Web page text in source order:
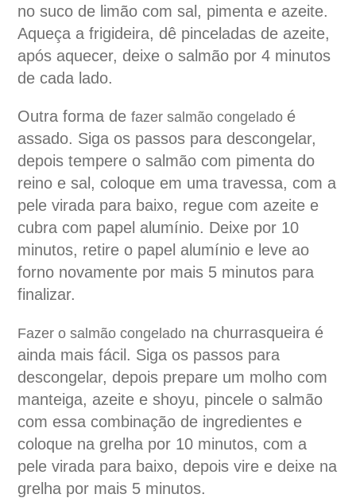
no suco de limão com sal, pimenta e azeite.
Aqueça a frigideira, dê pinceladas de azeite,
após aquecer, deixe o salmão por 4 minutos
de cada lado.
Outra forma de fazer salmão congelado é
assado. Siga os passos para descongelar,
depois tempere o salmão com pimenta do
reino e sal, coloque em uma travessa, com a
pele virada para baixo, regue com azeite e
cubra com papel alumínio. Deixe por 10
minutos, retire o papel alumínio e leve ao
forno novamente por mais 5 minutos para
finalizar.
Fazer o salmão congelado na churrasqueira é
ainda mais fácil. Siga os passos para
descongelar, depois prepare um molho com
manteiga, azeite e shoyu, pincele o salmão
com essa combinação de ingredientes e
coloque na grelha por 10 minutos, com a
pele virada para baixo, depois vire e deixe na
grelha por mais 5 minutos.